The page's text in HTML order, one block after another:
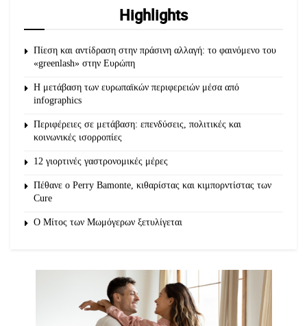
Highlights
Πίεση και αντίδραση στην πράσινη αλλαγή: το φαινόμενο του
«greenlash» στην Ευρώπη
Η μετάβαση των ευρωπαϊκών περιφερειών μέσα από
infographics
Περιφέρειες σε μετάβαση: επενδύσεις, πολιτικές και
κοινωνικές ισορροπίες
12 γιορτινές γαστρονομικές μέρες
Πέθανε ο Perry Bamonte, κιθαρίστας και κιμπορντίστας των
Cure
O Μίτος των Μωμόγερων ξετυλίγεται